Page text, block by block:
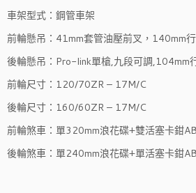
車架型式：鋼管車架
前輪懸吊：41mm套管油壓前叉，140mm
後輪懸吊：Pro-link單槍,九段可調,104mm
前輪尺寸：120/70ZR – 17M/C
後輪尺寸：160/60ZR – 17M/C
前輪煞車：單320mm浪花碟+雙活塞卡鉗
後輪煞車：單240mm浪花碟+單活塞卡鉗